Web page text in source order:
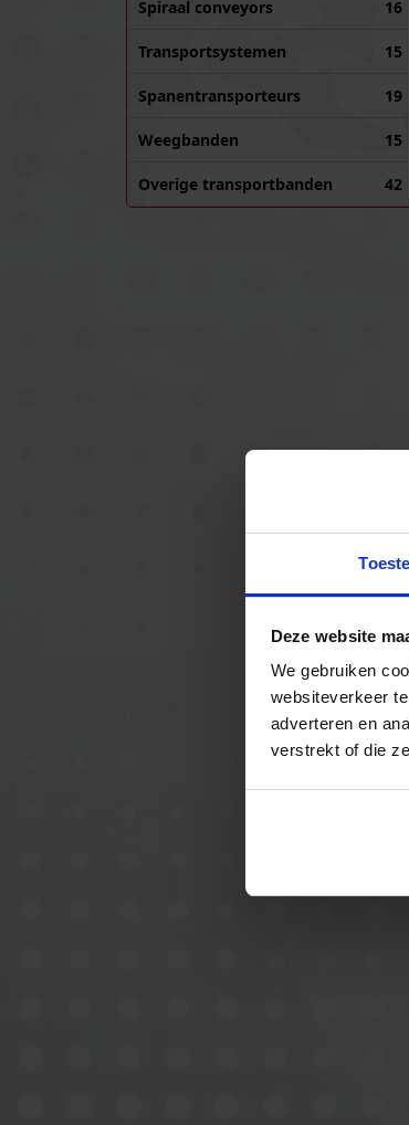
Deze website
We gebruiken
websiteverkeer
adverteren en
verstrekt of die
Spiraal conveyors 16
Transportsystemen 15
Spanentransporteurs 19
Weegbanden 15
Overige transportbanden 42